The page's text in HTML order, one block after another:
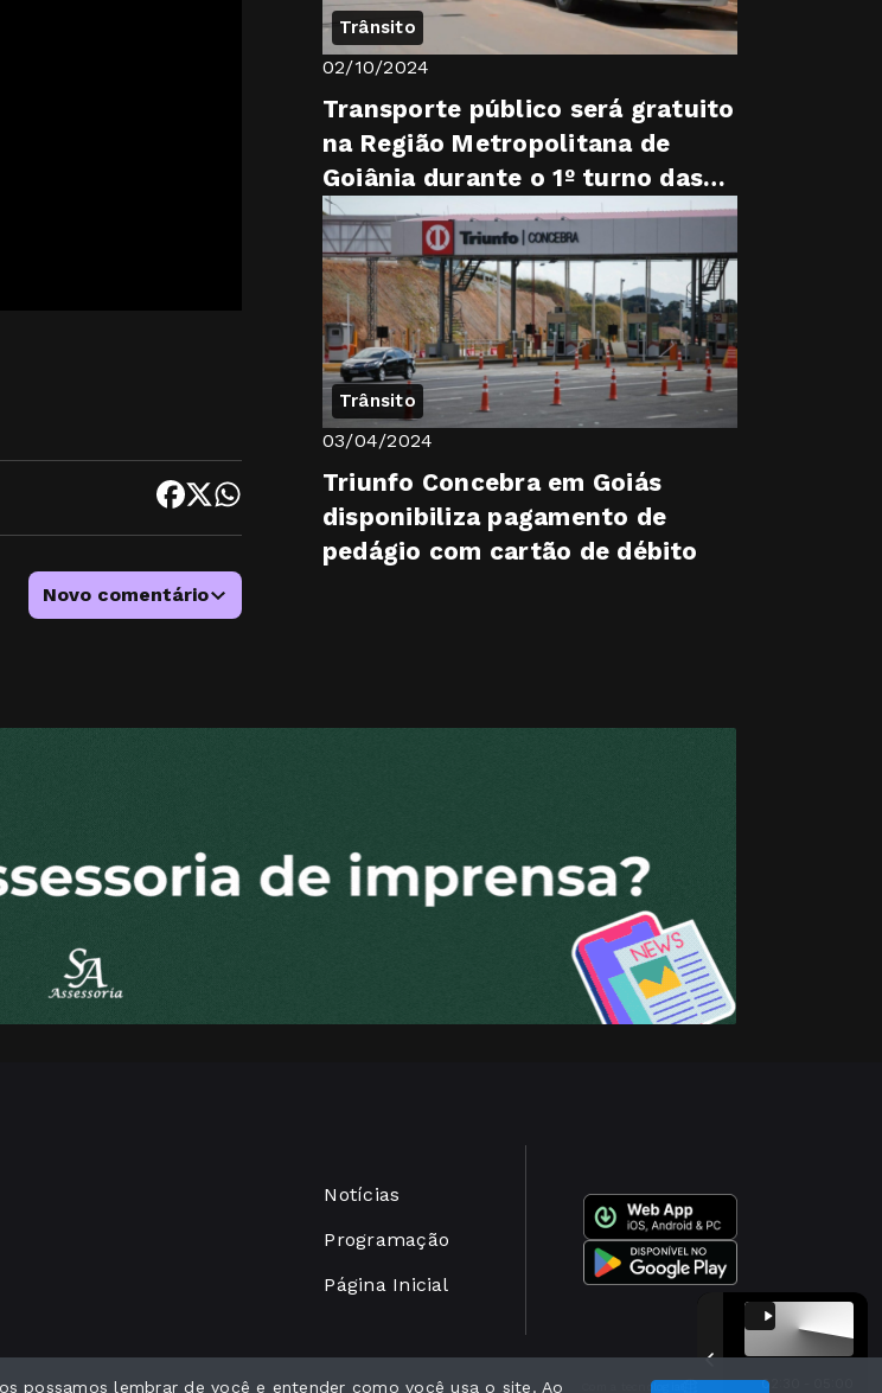
02:30 - 05:00
Novo comentário
Trânsito
02/10/2024
Transporte público será gratuito
na Região Metropolitana de
Goiânia durante o 1º turno das
eleições
Trânsito
03/04/2024
Triunfo Concebra em Goiás
disponibiliza pagamento de
pedágio com cartão de débito
Notícias
Programação
Página Inicial
Com a tecnologia
possamos lembrar de você e entender como você usa o site. Ao